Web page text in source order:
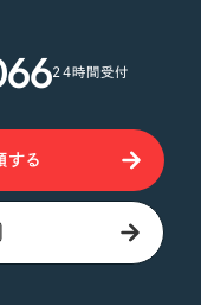
24時間受付
する